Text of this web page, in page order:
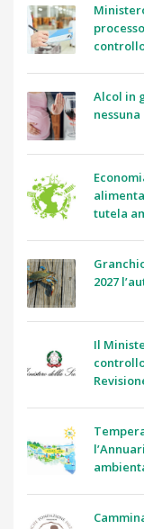
Alcol in
tutela
2027
Il